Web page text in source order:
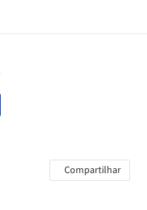
Compartilhar